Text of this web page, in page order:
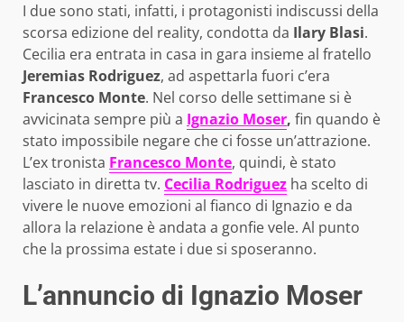
I due sono stati, infatti, i protagonisti indiscussi della
scorsa edizione del reality, condotta da Ilary Blasi.
Cecilia era entrata in casa in gara insieme al fratello
Jeremias Rodriguez, ad aspettarla fuori c’era
Francesco Monte. Nel corso delle settimane si è
avvicinata sempre più a Ignazio Moser, fin quando è
stato impossibile negare che ci fosse un’attrazione.
L’ex tronista Francesco Monte, quindi, è stato
lasciato in diretta tv. Cecilia Rodriguez ha scelto di
vivere le nuove emozioni al fianco di Ignazio e da
allora la relazione è andata a gonfie vele. Al punto
che la prossima estate i due si sposeranno.
L’annuncio di Ignazio Moser